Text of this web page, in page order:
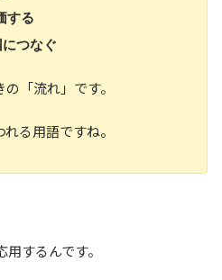
する
につなぐ
「流れ」です。
る用語ですね。
するんです。